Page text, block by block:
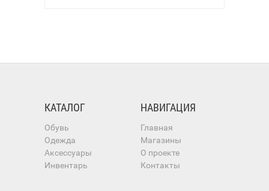
КАТАЛОГ
Обувь
Одежда
Аксессуары
Инвентарь
НАВИГАЦИЯ
Главная
Магазины
О проекте
Контакты